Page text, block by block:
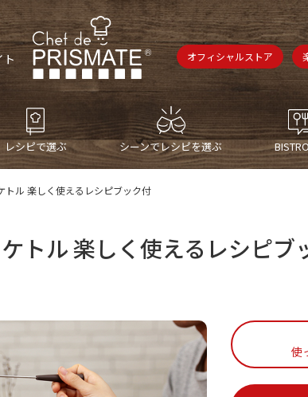
オフィシャルストア
レシピで選ぶ シーンでレシピを選ぶ
トル 楽しく使えるレシピブック付
トル 楽しく使えるレシピブ
使